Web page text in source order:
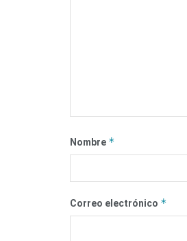
Nombre *
Correo electrónico *